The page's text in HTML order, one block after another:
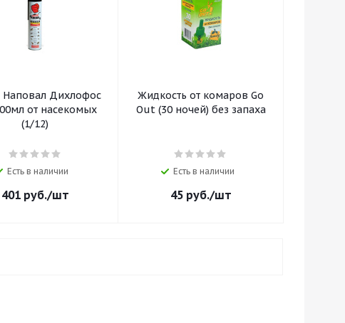
Наповал Дихлофос
от насекомых
(1/12)
Есть в наличии
401руб./шт
Жидкость от комаров Go
Out (30 ночей) без запаха
Есть в наличии
45руб./шт